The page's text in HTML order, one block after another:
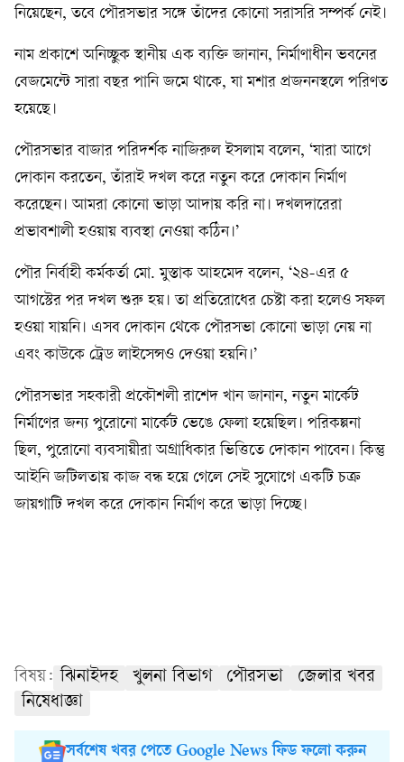
নিয়েছেন, তবে পৌরসভার সঙ্গে তাঁদের কোনো সরাসরি সম্পর্ক নেই।
নাম প্রকাশে অনিচ্ছুক স্থানীয় এক ব্যক্তি জানান, নির্মাণাধীন ভবনের
বেজমেন্টে সারা বছর পানি জমে থাকে, যা মশার প্রজননস্থলে পরিণত
হয়েছে।
পৌরসভার বাজার পরিদর্শক নাজিরুল ইসলাম বলেন, ‘যারা আগে
দোকান করতেন, তাঁরাই দখল করে নতুন করে দোকান নির্মাণ
করেছেন। আমরা কোনো ভাড়া আদায় করি না। দখলদারেরা
প্রভাবশালী হওয়ায় ব্যবস্থা নেওয়া কঠিন।’
পৌর নির্বাহী কর্মকর্তা মো. মুস্তাক আহমেদ বলেন, ‘২৪-এর ৫
আগস্টের পর দখল শুরু হয়। তা প্রতিরোধের চেষ্টা করা হলেও সফল
হওয়া যায়নি। এসব দোকান থেকে পৌরসভা কোনো ভাড়া নেয় না
এবং কাউকে ট্রেড লাইসেন্সও দেওয়া হয়নি।’
পৌরসভার সহকারী প্রকৌশলী রাশেদ খান জানান, নতুন মার্কেট
নির্মাণের জন্য পুরোনো মার্কেট ভেঙে ফেলা হয়েছিল। পরিকল্পনা
ছিল, পুরোনো ব্যবসায়ীরা অগ্রাধিকার ভিত্তিতে দোকান পাবেন। কিন্তু
আইনি জটিলতায় কাজ বন্ধ হয়ে গেলে সেই সুযোগে একটি চক্র
জায়গাটি দখল করে দোকান নির্মাণ করে ভাড়া দিচ্ছে।
বিষয়: ঝিনাইদহ খুলনা বিভাগ পৌরসভা
জেলার খবর
নিষেধাজ্ঞা
সর্বশেষ খবর পেতে Google News ফিড ফলো করুন